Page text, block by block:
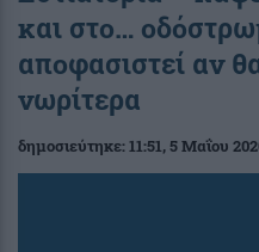
και στο…
αποφασιστεί αν
νωρίτερα
δημοσιεύτηκε:11:51, 5 Μαΐου